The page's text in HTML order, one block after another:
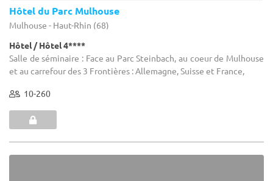
Hôtel du Parc Mulhouse
Mulhouse - Haut-Rhin (68)
Hôtel / Hôtel 4****
Salle de séminaire : Face au Parc Steinbach, au coeur de Mulhouse
et au carrefour des 3 Frontières : Allemagne, Suisse et France,
10-260